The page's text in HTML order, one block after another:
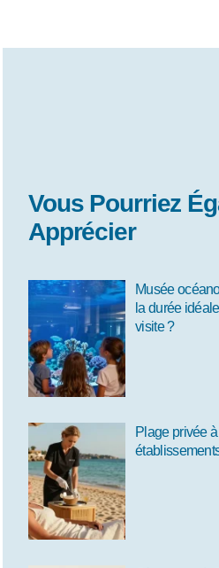
Vous Pourriez
Apprécier
Musée
la durée
visite ?
Plage privée